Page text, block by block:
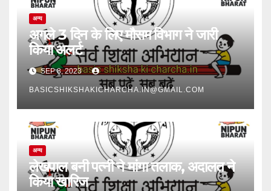
अन्य
अगले 3 दिन के लिए मौसम विभाग ने जारी
किया अलर्ट
SEP 8, 2023
BASICSHIKSHAKICHARCHA.IN@GMAIL.COM
अन्य
लेखपाल बनी पत्नी ने मांगा तलाक, अदालत ने
किया खारिज